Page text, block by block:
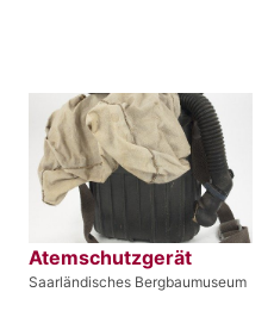
Atemschutzgerät
Saarländisches Bergbaumuseum